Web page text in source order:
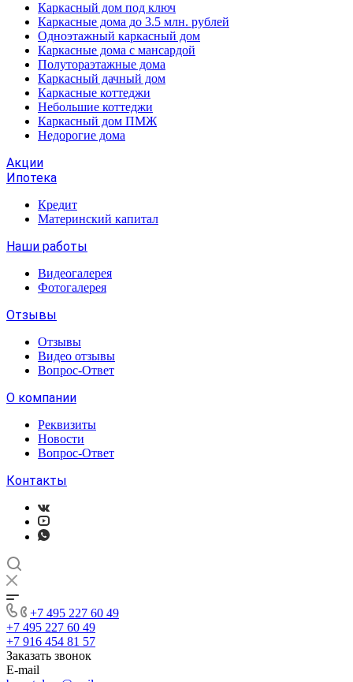
Каркасный дом под ключ
Каркасные дома до 3.5 млн. рублей
Одноэтажный каркасный дом
Каркасные дома с мансардой
Полутораэтажные дома
Каркасный дачный дом
Каркасные коттеджи
Небольшие коттеджи
Каркасный дом ПМЖ
Недорогие дома
Акции
Ипотека
Кредит
Материнский капитал
Наши работы
Видеогалерея
Фотогалерея
Отзывы
Отзывы
Видео отзывы
Вопрос-Ответ
О компании
Реквизиты
Новости
Вопрос-Ответ
Контакты
+7 495 227 60 49
+7 495 227 60 49
+7 916 454 81 57
Заказать звонок
E-mail